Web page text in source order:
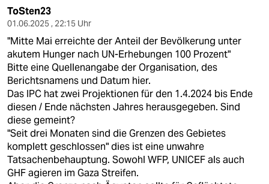
ToSten23
01.06.2025 , 22:15 Uhr
"Mitte Mai erreichte der Anteil der Bevölkerung unter
akutem Hunger nach UN-Erhebungen 100 Prozent"
Bitte eine Quellenangabe der Organisation, des
Berichtsnamens und Datum hier.
Das IPC hat zwei Projektionen für den 1.4.2024 bis Ende
diesen / Ende nächsten Jahres herausgegeben. Sind
diese gemeint?
"Seit drei Monaten sind die Grenzen des Gebietes
komplett geschlossen" dies ist eine unwahre
Tatsachenbehauptung. Sowohl WFP, UNICEF als auch
GHF agieren im Gaza Streifen.